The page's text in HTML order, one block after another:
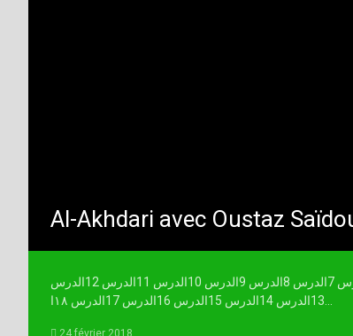
Al-Akhdari avec Oustaz
الدرس 1الدرس 2الدرس 3الدرس 4الدرس 5الدرس 6الدرس 7الدرس 8الدرس 9الدرس 10الدرس 11الدرس 12الدرس
24 février 2018